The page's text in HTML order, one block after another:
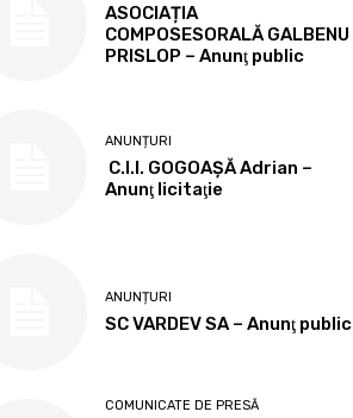
ASOCIAȚIA
COMPOSESORALĂ GALBENU
PRISLOP – Anunţ public
ANUNȚURI
C.I.I. GOGOAŞĂ Adrian –
Anunţ licitaţie
ANUNȚURI
SC VARDEV SA – Anunţ public
COMUNICATE DE PRESĂ